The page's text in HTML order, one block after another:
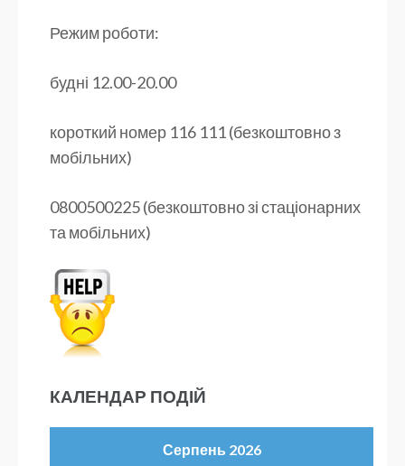
Режим роботи:
будні 12.00-20.00
короткий номер 116 111 (безкоштовно з
мобільних)
0800500225 (безкоштовно зі стаціонарних
та мобільних)
КАЛЕНДАР ПОДІЙ
Серпень 2026